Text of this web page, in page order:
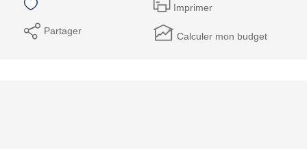
Imprimer
Partager Calculer mon budget